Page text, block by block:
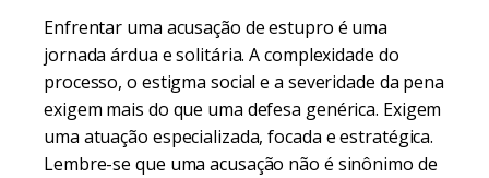
Enfrentar uma acusação de estupro é uma
jornada árdua e solitária. A complexidade do
processo, o estigma social e a severidade da pena
exigem mais do que uma defesa genérica. Exigem
uma atuação especializada, focada e estratégica.
Lembre-se que uma acusação não é sinônimo de